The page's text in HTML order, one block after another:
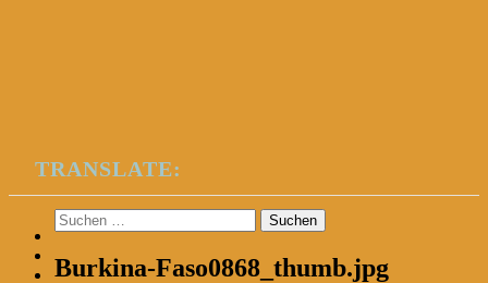
TRANSLATE:
Suchen
nach:
Burkina-Faso0868_thumb.jpg